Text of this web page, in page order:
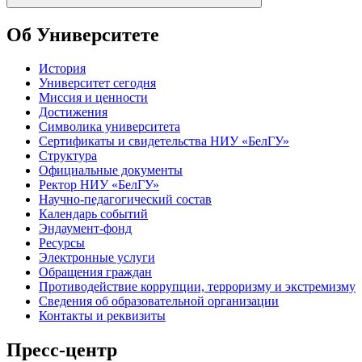
Об Университете
История
Университет сегодня
Миссия и ценности
Достижения
Символика университета
Сертификаты и свидетельства НИУ «БелГУ»
Структура
Официальные документы
Ректор НИУ «БелГУ»
Научно-педагогический состав
Календарь событий
Эндаумент-фонд
Ресурсы
Электронные услуги
Обращения граждан
Противодействие коррупции, терроризму и экстремизму
Сведения об образовательной организации
Контакты и реквизиты
Пресс-центр